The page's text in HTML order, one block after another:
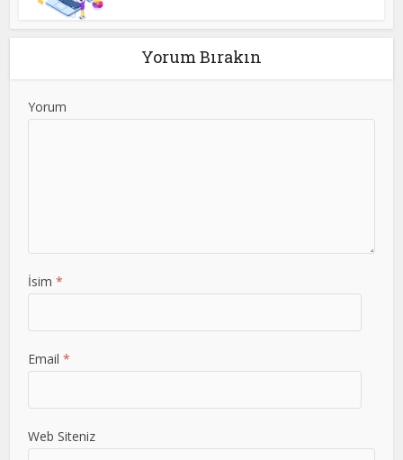
Yorum Bırakın
Yorum
İsim *
Email *
Web Siteniz